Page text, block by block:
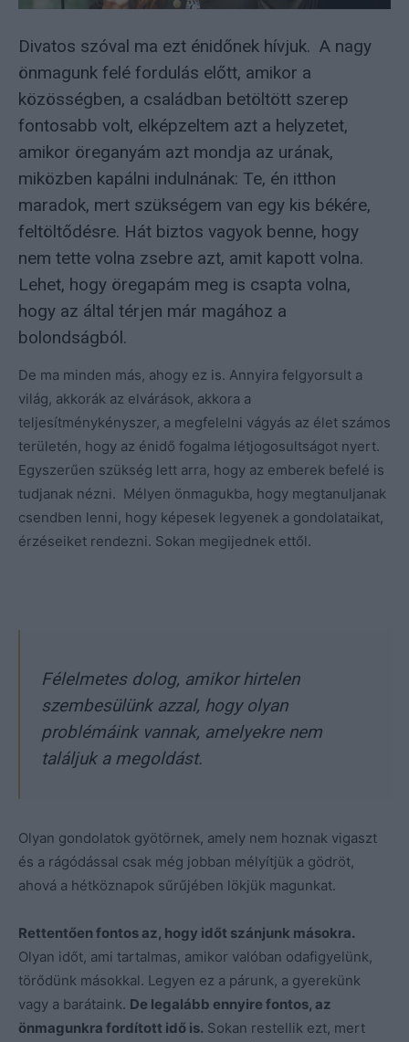
Divatos szóval ma ezt énidőnek hívjuk. A nagy
önmagunk felé fordulás előtt, amikor a
közösségben, a családban betöltött szerep
fontosabb volt, elképzeltem azt a helyzetet,
amikor öreganyám azt mondja az urának,
miközben kapálni indulnának: Te, én itthon
maradok, mert szükségem van egy kis békére,
feltöltődésre. Hát biztos vagyok benne, hogy
nem tette volna zsebre azt, amit kapott volna.
Lehet, hogy öregapám meg is csapta volna,
hogy az által térjen már magához a
bolondságból.
De ma minden más, ahogy ez is. Annyira felgyorsult a
világ, akkorák az elvárások, akkora a
teljesítménykényszer, a megfelelni vágyás az élet számos
területén, hogy az énidő fogalma létjogosultságot nyert.
Egyszerűen szükség lett arra, hogy az emberek befelé is
tudjanak nézni. Mélyen önmagukba, hogy megtanuljanak
csendben lenni, hogy képesek legyenek a gondolataikat,
érzéseiket rendezni. Sokan megijednek ettől.
Félelmetes dolog, amikor hirtelen
szembesülünk azzal, hogy olyan
problémáink vannak, amelyekre nem
találjuk a megoldást.
Olyan gondolatok gyötörnek, amely nem hoznak vigaszt
és a rágódással csak még jobban mélyítjük a gödröt,
ahová a hétköznapok sűrűjében lökjük magunkat.
Rettentően fontos az, hogy időt szánjunk másokra.
Olyan időt, ami tartalmas, amikor valóban odafigyelünk,
törődünk másokkal. Legyen ez a párunk, a gyerekünk
vagy a barátaink. De legalább ennyire fontos, az
önmagunkra fordított idő is. Sokan restellik ezt, mert